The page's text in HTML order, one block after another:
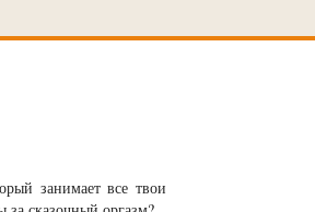
занимает все твои